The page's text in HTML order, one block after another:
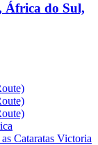
África do Sul,
Cataratas Victoria